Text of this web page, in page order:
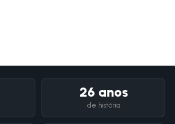
26 anos
de história